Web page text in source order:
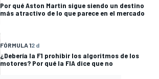
Por qué Aston Martin sigue siendo un destino
más atractivo de lo que parece en el mercado
FÓRMULA 12 d
¿Debería la F1 prohibir los algoritmos de los
motores? Por qué la FIA dice que no